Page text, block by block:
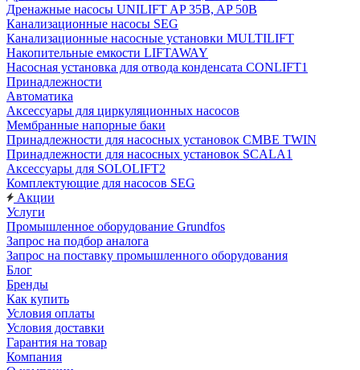
Дренажные насосы UNILIFT AP 35B, AP 50B
Канализационные насосы SEG
Канализационные насосные установки MULTILIFT
Накопительные емкости LIFTAWAY
Насосная установка для отвода конденсата CONLIFT1
Принадлежности
Автоматика
Аксессуары для циркуляционных насосов
Мембранные напорные баки
Принадлежности для насосных установок CMBE TWIN
Принадлежности для насосных установок SCALA1
Аксессуары для SOLOLIFT2
Комплектующие для насосов SEG
Акции
Услуги
Промышленное оборудование Grundfos
Запрос на подбор аналога
Запрос на поставку промышленного оборудования
Блог
Бренды
Как купить
Условия оплаты
Условия доставки
Гарантия на товар
Компания